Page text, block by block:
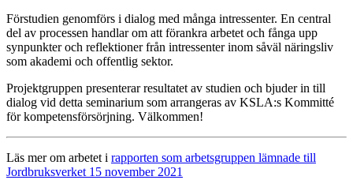
Förstudien genomförs i dialog med många intressenter. En central
del av processen handlar om att förankra arbetet och fånga upp
synpunkter och reflektioner från intressenter inom såväl näringsliv
som akademi och offentlig sektor.
Projektgruppen presenterar resultatet av studien och bjuder in till
dialog vid detta seminarium som arrangeras av KSLA:s Kommitté
för kompetensförsörjning. Välkommen!
Läs mer om arbetet i rapporten som arbetsgruppen lämnade till
Jordbruksverket 15 november 2021